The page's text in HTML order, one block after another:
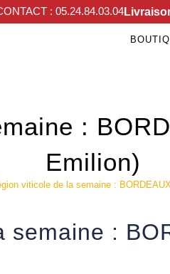
: 05.24.84.03.04
:
Emilion)
viticole de la semaine :
semaine :